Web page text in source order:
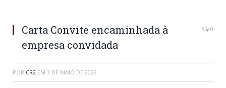
Carta Convite encaminhada à
empresa convidada
0
POR CR2 EM 3 DE MAIO DE 2022